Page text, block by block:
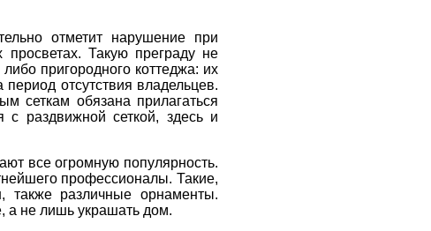
отметит нарушение при
Такую преграду не
пригородного коттеджа: их
отсутствия владельцев.
сеткам обязана прилагаться
с раздвижной сеткой, здесь и
все огромную популярность.
профессионалы. Такие,
также различные орнаменты.
а не лишь украшать дом.